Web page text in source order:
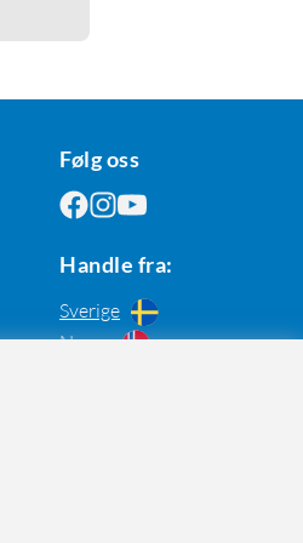
Følg oss
Handle fra:
Sverige
Norge